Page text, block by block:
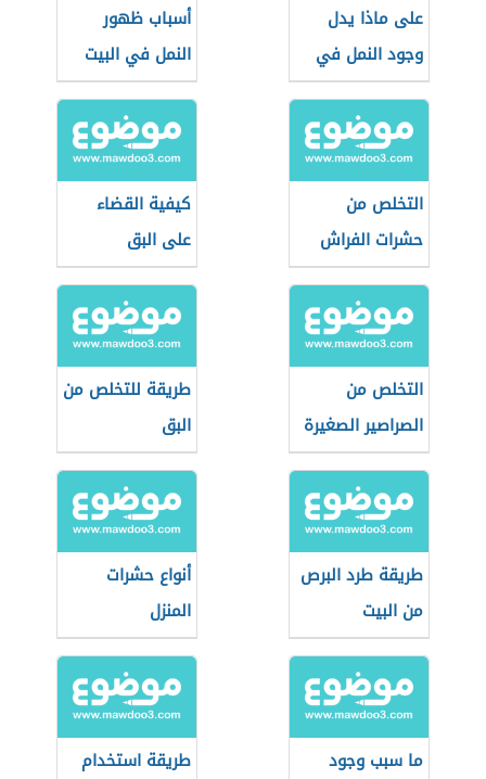
على ماذا يدل
وجود النمل في
البيت
أسباب ظهور
النمل في البيت
التخلص من
حشرات الفراش
كيفية القضاء
على البق
التخلص من
الصراصير الصغيرة
طريقة للتخلص من
البق
طريقة طرد البرص
من البيت
أنواع حشرات
المنزل
ما سبب وجود
طريقة استخدام